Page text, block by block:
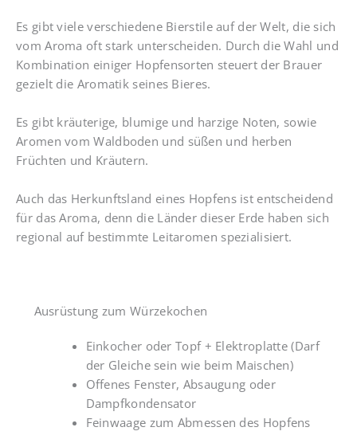
Es gibt viele verschiedene Bierstile auf der Welt, die sich
vom Aroma oft stark unterscheiden. Durch die Wahl und
Kombination einiger Hopfensorten steuert der Brauer
gezielt die Aromatik seines Bieres.
Es gibt kräuterige, blumige und harzige Noten, sowie
Aromen vom Waldboden und süßen und herben
Früchten und Kräutern.
Auch das Herkunftsland eines Hopfens ist entscheidend
für das Aroma, denn die Länder dieser Erde haben sich
regional auf bestimmte Leitaromen spezialisiert.
Ausrüstung zum Würzekochen
Einkocher oder Topf + Elektroplatte (Darf
der Gleiche sein wie beim Maischen)
Offenes Fenster, Absaugung oder
Dampfkondensator
Feinwaage zum Abmessen des Hopfens